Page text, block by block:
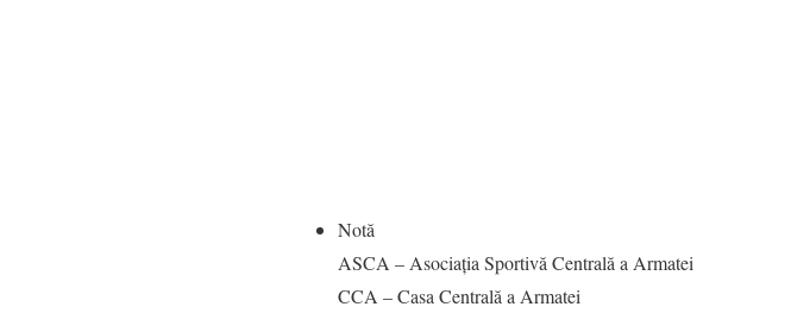
Notă
ASCA – Asociația Sportivă Centrală a Armatei
CCA – Casa Centrală a Armatei